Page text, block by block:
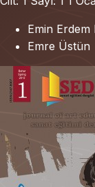
Emin Erdem
Emre Üstün